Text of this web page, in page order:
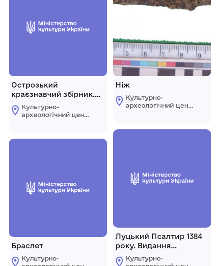
Острозький
краєзнавчий збірник.
Наукове видання.
Випуск 7.
Культурно-
археологічний центр
ради
Браслет
Культурно-
Ніж
Культурно-
археологічний центр
ради
Луцький Псалтир 1384
року. Видання
факсимільного типу
Культурно-